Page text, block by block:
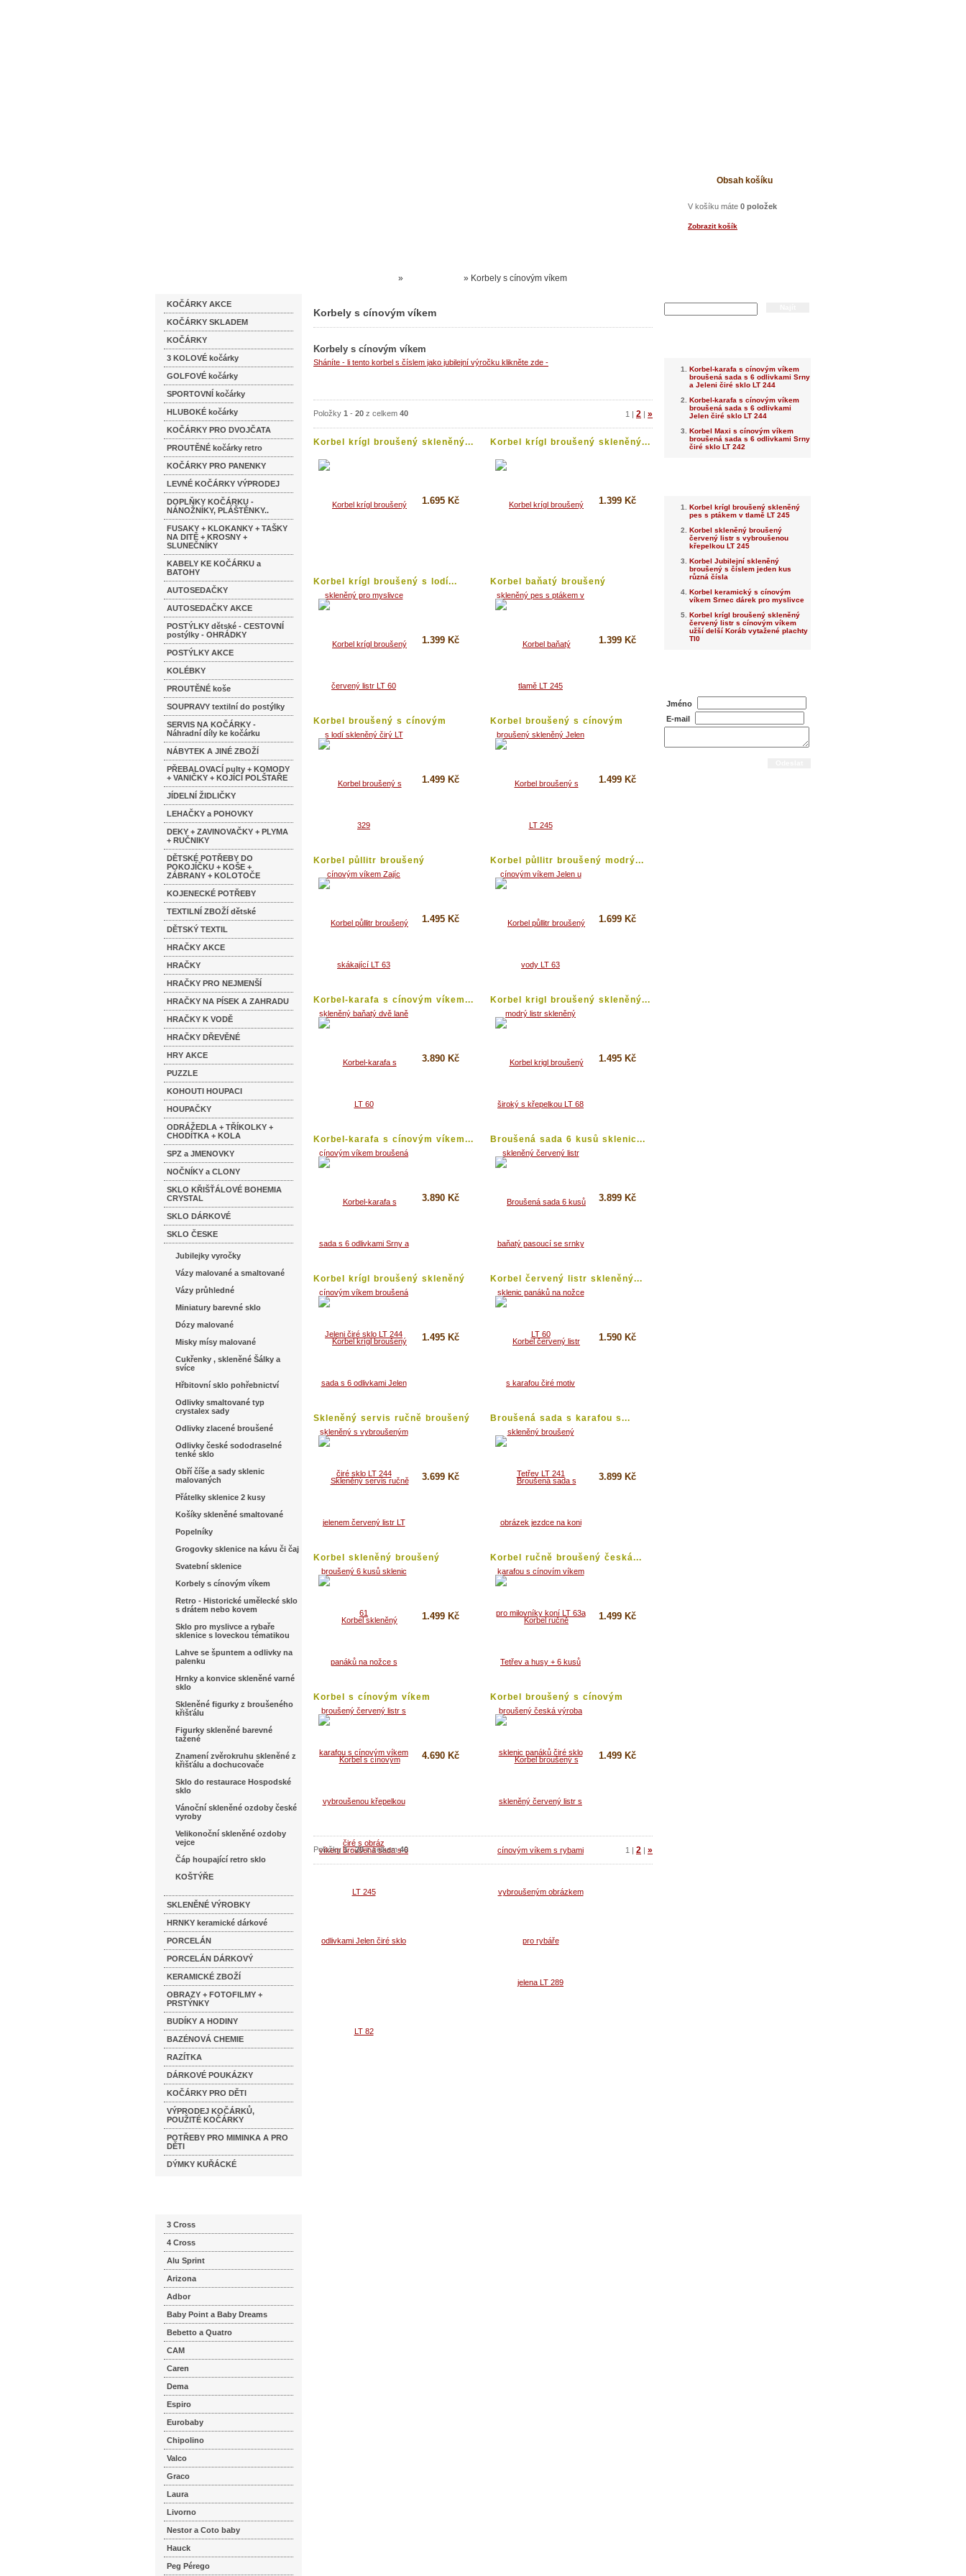
Obsah košíku
V košíku máte 0 položek
Zobrazit košík
KOČÁRKY AKCE
KOČÁRKY SKLADEM
KOČÁRKY
3 KOLOVÉ kočárky
GOLFOVÉ kočárky
SPORTOVNÍ kočárky
HLUBOKÉ kočárky
KOČÁRKY PRO DVOJČATA
PROUTĚNÉ kočárky retro
KOČÁRKY PRO PANENKY
LEVNÉ KOČÁRKY VÝPRODEJ
DOPLŇKY KOČÁRKU -
NÁNOŽNÍKY, PLÁŠTĚNKY..
FUSAKY + KLOKANKY + TAŠKY
NA DITĚ + KROSNY +
SLUNEČNÍKY
KABELY KE KOČÁRKU a
BATOHY
AUTOSEDAČKY
AUTOSEDAČKY AKCE
POSTÝLKY dětské - CESTOVNÍ
postýlky - OHRÁDKY
POSTÝLKY AKCE
KOLÉBKY
PROUTĚNÉ koše
SOUPRAVY textilní do postýlky
SERVIS NA KOČÁRKY -
Náhradní díly ke kočárku
NÁBYTEK A JINÉ ZBOŽÍ
PŘEBALOVACÍ pulty + KOMODY
+ VANIČKY + KOJÍCÍ POLŠTAŘE
JÍDELNÍ ŽIDLIČKY
LEHAČKY a POHOVKY
DEKY + ZAVINOVAČKY + PLYMA
+ RUČNIKY
DĚTSKÉ POTŘEBY DO
POKOJÍČKU + KOŠE +
ZÁBRANY + KOLOTOČE
KOJENECKÉ POTŘEBY
TEXTILNÍ ZBOŽÍ dětské
DĚTSKÝ TEXTIL
HRAČKY AKCE
HRAČKY
HRAČKY PRO NEJMENŠÍ
HRAČKY NA PÍSEK A ZAHRADU
HRAČKY K VODĚ
HRAČKY DŘEVĚNÉ
HRY AKCE
PUZZLE
KOHOUTI HOUPACI
HOUPAČKY
ODRÁŽEDLA + TŘÍKOLKY +
CHODÍTKA + KOLA
SPZ a JMENOVKY
NOČNÍKY a CLONY
SKLO KŘIŠŤÁLOVÉ BOHEMIA
CRYSTAL
SKLO DÁRKOVÉ
SKLO ČESKE
Jubilejky vyročky
Vázy malované a smaltované
Vázy průhledné
Miniatury barevné sklo
Dózy malované
Misky mísy malované
Cukřenky , skleněné Šálky a
svíce
Hřbitovní sklo pohřebnictví
Odlivky smaltované typ
crystalex sady
Odlivky zlacené broušené
Odlivky české sododraselné
tenké sklo
Obří číše a sady sklenic
malovaných
Přátelky sklenice 2 kusy
Košíky skleněné smaltované
Popelníky
Grogovky sklenice na kávu či čaj
Svatební sklenice
Korbely s cínovým víkem
Retro - Historické umělecké sklo
s drátem nebo kovem
Sklo pro myslivce a rybaře
sklenice s loveckou tématikou
Lahve se špuntem a odlivky na
palenku
Hrnky a konvice skleněné varné
sklo
Skleněné figurky z broušeného
křišťálu
Figurky skleněné barevné
tažené
Znamení zvěrokruhu skleněné z
křišťálu a dochucovače
Sklo do restaurace Hospodské
sklo
Vánoční skleněné ozdoby české
vyroby
Velikonoční skleněné ozdoby
vejce
Čáp houpající retro sklo
KOŠTÝŘE
SKLENĚNÉ VÝROBKY
HRNKY keramické dárkové
PORCELÁN
PORCELÁN DÁRKOVÝ
KERAMICKÉ ZBOŽÍ
OBRAZY + FOTOFILMY +
PRSTÝNKY
BUDÍKY A HODINY
BAZÉNOVÁ CHEMIE
RAZÍTKA
DÁRKOVÉ POUKÁZKY
KOČÁRKY PRO DĚTI
VÝPRODEJ KOČÁRKŮ,
POUŽITÉ KOČÁRKY
POTŘEBY PRO MIMINKA A PRO
DĚTI
DÝMKY KUŘÁCKÉ
3 Cross
4 Cross
Alu Sprint
Arizona
Adbor
Baby Point a Baby Dreams
Bebetto a Quatro
CAM
Caren
Dema
Espiro
Eurobaby
Chipolino
Valco
Graco
Laura
Livorno
Nestor a Coto baby
Hauck
Peg Pérego
» » Korbely s cínovým víkem
Korbely s cínovým víkem
Korbely s cínovým víkem
Sháníte - li tento korbel s číslem jako jubilejní výročku klikněte zde -
Položky 1 - 20 z celkem 40 1 | 2 | »
Korbel krígl broušený skleněný...
1.695 Kč
Korbel krígl broušený skleněný...
1.399 Kč
Korbel krígl broušený s lodí...
1.399 Kč
Korbel baňatý broušený
skleněný...
1.399 Kč
Korbel broušený s cínovým
víkem...
1.499 Kč
Korbel broušený s cínovým
víkem...
1.499 Kč
Korbel půllitr broušený
skleněný...
1.495 Kč
Korbel půllitr broušený modrý...
1.699 Kč
Korbel-karafa s cínovým víkem...
3.890 Kč
Korbel krigl broušený skleněný...
1.495 Kč
Korbel-karafa s cínovým víkem...
3.890 Kč
Broušená sada 6 kusů sklenic...
3.899 Kč
Korbel krígl broušený skleněný
s...
1.495 Kč
Korbel červený listr skleněný...
1.590 Kč
Skleněný servis ručně broušený
6...
3.699 Kč
Broušená sada s karafou s...
3.899 Kč
Korbel skleněný broušený
červený...
1.499 Kč
Korbel ručně broušený česká...
1.499 Kč
Korbel s cínovým víkem
broušená...
4.690 Kč
Korbel broušený s cínovým
víkem...
1.499 Kč
Položky1-20z celkem40 1 | 2 | »
Korbel-karafa s cínovým víkem
broušená sada s 6 odlivkami Srny
a Jeleni čiré sklo LT 244
Korbel-karafa s cínovým víkem
broušená sada s 6 odlivkami
Jelen čiré sklo LT 244
Korbel Maxi s cínovým víkem
broušená sada s 6 odlivkami Srny
čiré sklo LT 242
Korbel krígl broušený skleněný
pes s ptákem v tlamě LT 245
Korbel skleněný broušený
červený listr s vybroušenou
křepelkou LT 245
Korbel Jubilejní skleněný
broušený s číslem jeden kus
různá čísla
Korbel keramický s cínovým
víkem Srnec dárek pro myslivce
Korbel krígl broušený skleněný
červený listr s cínovým víkem
užší delší Koráb vytažené plachty
Tl0
Jméno
E-mail